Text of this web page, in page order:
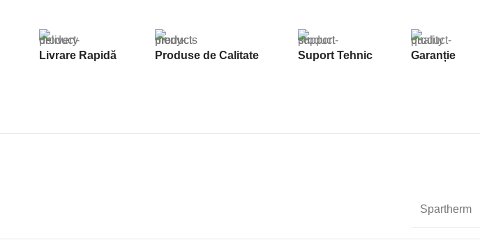
Livrare Rapidă Produse de Calitate Suport Tehnic Garanție
Spartherm